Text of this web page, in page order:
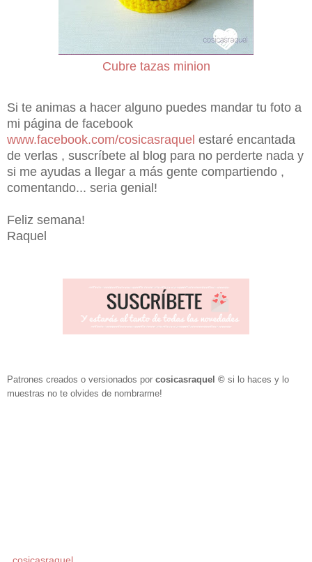
Cubre tazas minion
Si te animas a hacer alguno puedes mandar tu foto a
mi página de facebook
www.facebook.com/cosicasraquel estaré encantada
de verlas , suscríbete al blog para no perderte nada y
si me ayudas a llegar a más gente compartiendo ,
comentando... seria genial!
Feliz semana!
Raquel
Patrones creados o versionados por cosicasraquel © si lo haces y lo
muestras no te olvides de nombrarme!